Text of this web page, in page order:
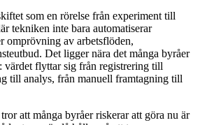
som en rörelse från experiment till
tekniken inte bara automatiserar
omprövning av arbetsflöden,
Det ligger nära det många byråer
värdet flyttar sig från registrering till
till analys, från manuell framtagning till
att många byråer riskerar att göra nu är